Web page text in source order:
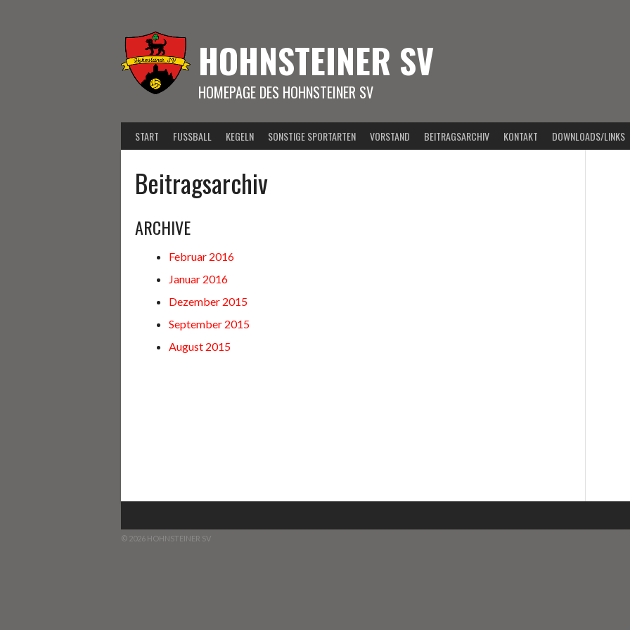
HOHNSTEINER SV
HOMEPAGE DES HOHNSTEINER SV
START FUSSBALL KEGELN SONSTIGE SPORTARTEN VORSTAND BEITRAGSARCHIV KONTAKT DOWNLOADS/LINKS
Beitragsarchiv
ARCHIVE
Februar 2016
Januar 2016
Dezember 2015
September 2015
August 2015
© 2026 HOHNSTEINER SV